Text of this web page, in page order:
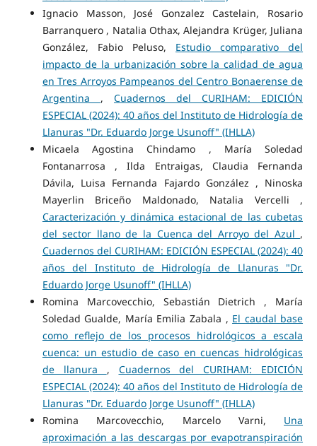
Ignacio Masson, José Gonzalez Castelain, Rosario
Barranquero , Natalia Othax, Alejandra Krüger, Juliana
González, Fabio Peluso, Estudio comparativo del
impacto de la urbanización sobre la calidad de agua
en Tres Arroyos Pampeanos del Centro Bonaerense de
Argentina , Cuadernos del CURIHAM: EDICIÓN
ESPECIAL (2024): 40 años del Instituto de Hidrología de
Llanuras "Dr. Eduardo Jorge Usunoff" (IHLLA)
Micaela Agostina Chindamo , María Soledad
Fontanarrosa , Ilda Entraigas, Claudia Fernanda
Dávila, Luisa Fernanda Fajardo González , Ninoska
Mayerlin Briceño Maldonado, Natalia Vercelli ,
Caracterización y dinámica estacional de las cubetas
del sector llano de la Cuenca del Arroyo del Azul ,
Cuadernos del CURIHAM: EDICIÓN ESPECIAL (2024): 40
años del Instituto de Hidrología de Llanuras "Dr.
Eduardo Jorge Usunoff" (IHLLA)
Romina Marcovecchio, Sebastián Dietrich , María
Soledad Gualde, María Emilia Zabala , El caudal base
como reflejo de los procesos hidrológicos a escala
cuenca: un estudio de caso en cuencas hidrológicas
de llanura , Cuadernos del CURIHAM: EDICIÓN
ESPECIAL (2024): 40 años del Instituto de Hidrología de
Llanuras "Dr. Eduardo Jorge Usunoff" (IHLLA)
Romina Marcovecchio, Marcelo Varni, Una
aproximación a las descargas por evapotranspiración